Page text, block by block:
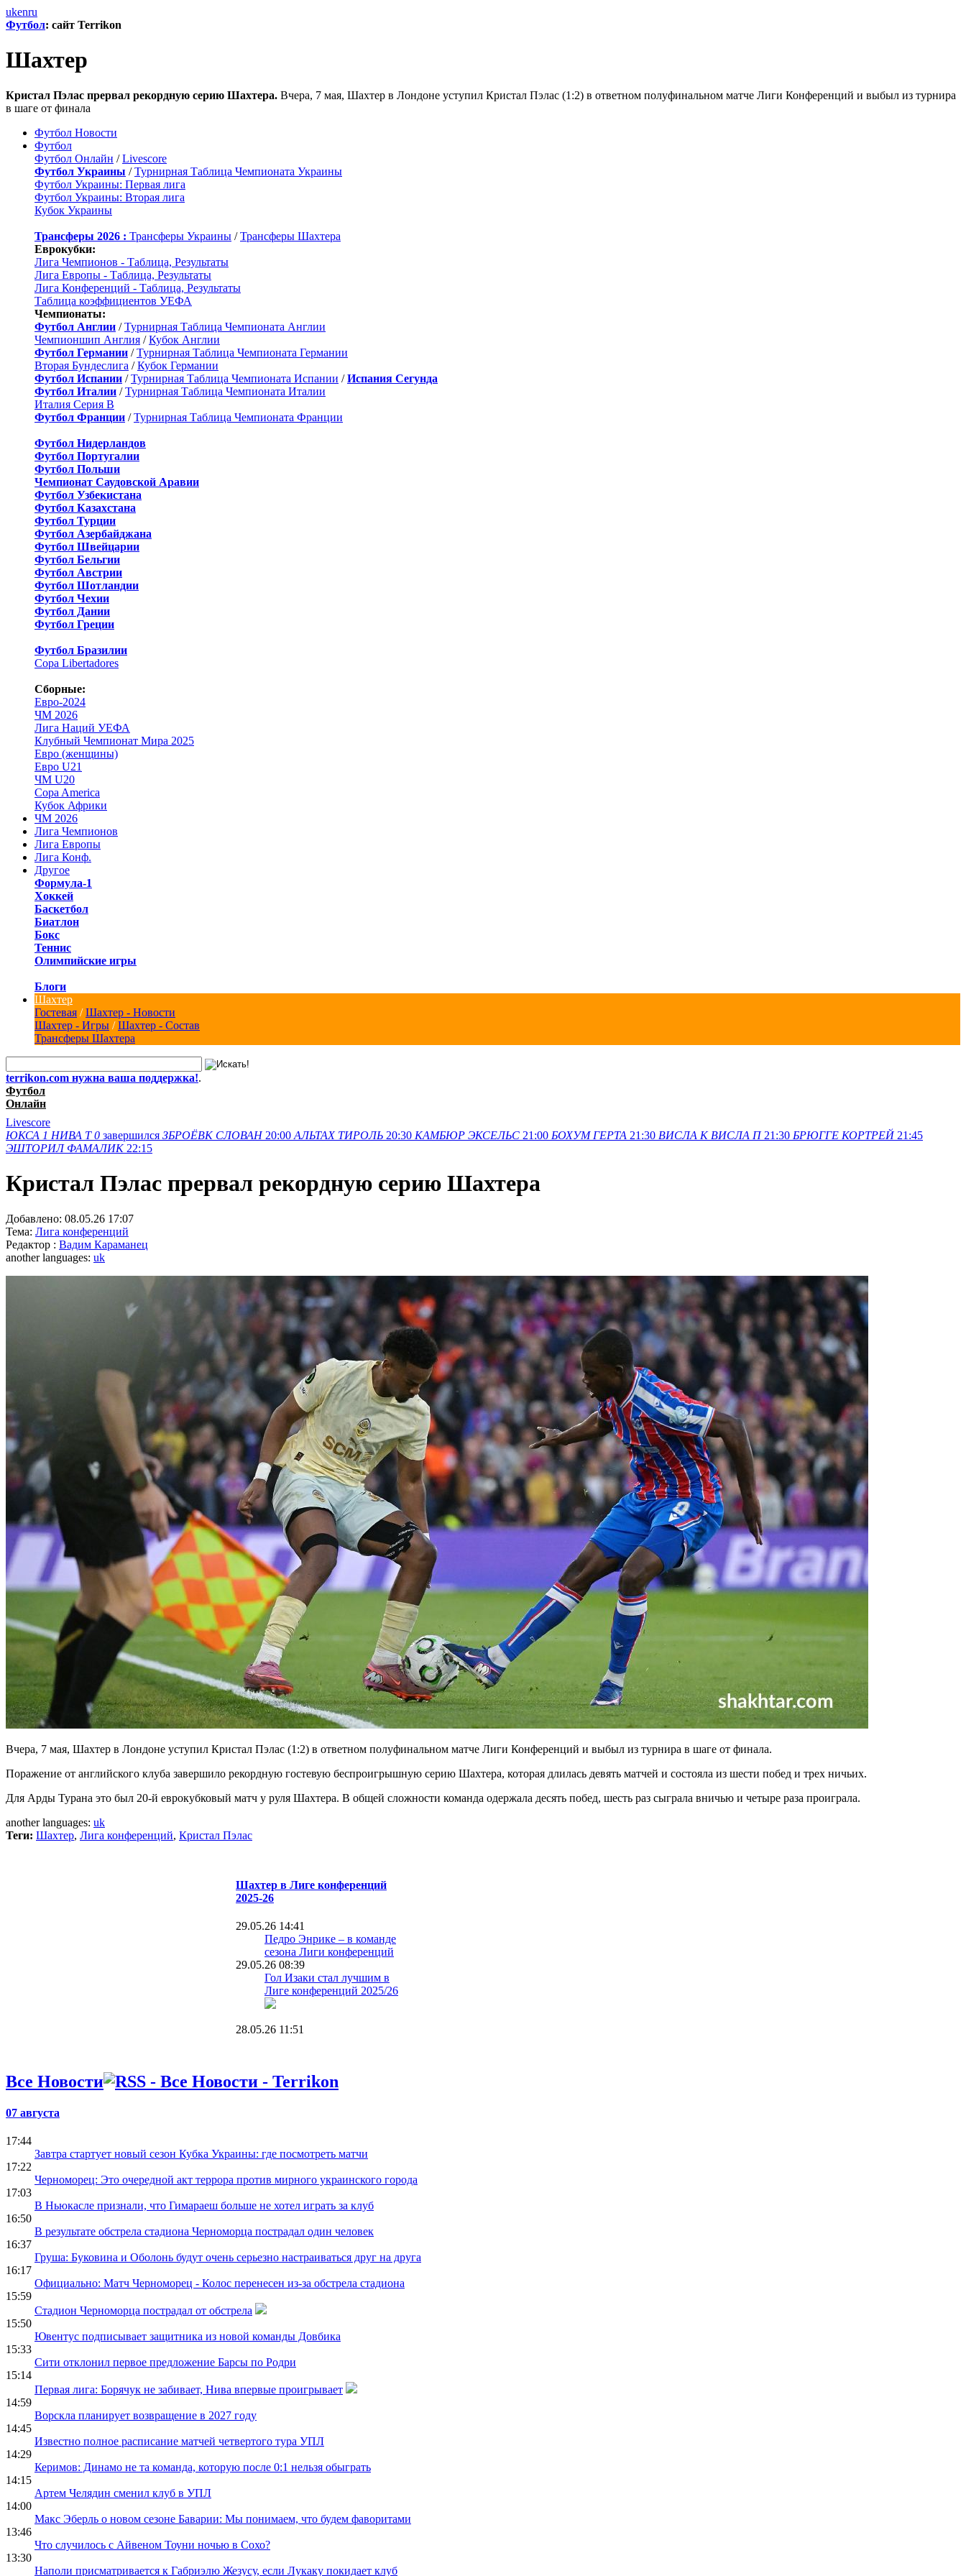
ukenru
Футбол: сайт Terrikon
Шахтер
Кристал Пэлас прервал рекордную серию Шахтера. Вчера, 7 мая, Шахтер в Лондоне уступил Кристал Пэлас (1:2) в ответном полуфинальном матче Лиги Конференций и выбыл из турнира
в шаге от финала
Футбол Новости
Футбол
Футбол Онлайн /Livescore
Футбол Украины /Турнирная Таблица Чемпионата Украины
Футбол Украины: Первая лига
Футбол Украины: Вторая лига
Кубок Украины
Трансферы 2026 : Трансферы Украины /Трансферы Шахтера
Еврокубки:
Лига Чемпионов - Таблица, Результаты
Лига Европы - Таблица, Результаты
Лига Конференций - Таблица, Результаты
Таблица коэффициентов УЕФА
Чемпионаты:
Футбол Англии /Турнирная Таблица Чемпионата Англии
Чемпионшип Англия /Кубок Англии
Футбол Германии /Турнирная Таблица Чемпионата Германии
Вторая Бундеслига /Кубок Германии
Футбол Испании /Турнирная Таблица Чемпионата Испании /Испания Сегунда
Футбол Италии /Турнирная Таблица Чемпионата Италии
Италия Серия B
Футбол Франции /Турнирная Таблица Чемпионата Франции
Футбол Нидерландов
Футбол Португалии
Футбол Польши
Чемпионат Саудовской Аравии
Футбол Узбекистана
Футбол Казахстана
Футбол Турции
Футбол Азербайджана
Футбол Швейцарии
Футбол Бельгии
Футбол Австрии
Футбол Шотландии
Футбол Чехии
Футбол Дании
Футбол Греции
Футбол Бразилии
Copa Libertadores
Сборные:
Евро-2024
ЧМ 2026
Лига Наций УЕФА
Клубный Чемпионат Мира 2025
Евро (женщины)
Евро U21
ЧМ U20
Copa America
Кубок Африки
ЧМ 2026
Лига Чемпионов
Лига Европы
Лига Конф.
Другое
Формула-1
Хоккей
Баскетбол
Биатлон
Бокс
Теннис
Олимпийские игры
Блоги
Шахтер
Гостевая /Шахтер - Новости
Шахтер - Игры /Шахтер - Состав
Трансферы Шахтера
terrikon.com нужна ваша поддержка!.
Футбол
Онлайн
Livescore
ЮКСА 1 НИВА Т 0 завершился ЗБРОЁВК СЛОВАН 20:00 АЛЬТАХ ТИРОЛЬ 20:30 КАМБЮР ЭКСЕЛЬС 21:00 БОХУМ ГЕРТА 21:30 ВИСЛА K ВИСЛА П 21:30 БРЮГГЕ КОРТРЕЙ 21:45
ЭШТОРИЛ ФАМАЛИК 22:15
Кристал Пэлас прервал рекордную серию Шахтера
Добавлено: 08.05.26 17:07
Тема: Лига конференций
Редактор : Вадим Караманец
another languages: uk
Вчера, 7 мая, Шахтер в Лондоне уступил Кристал Пэлас (1:2) в ответном полуфинальном матче Лиги Конференций и выбыл из турнира в шаге от финала.
Поражение от английского клуба завершило рекордную гостевую беспроигрышную серию Шахтера, которая длилась девять матчей и состояла из шести побед и трех ничьих.
Для Арды Турана это был 20-й еврокубковый матч у руля Шахтера. В общей сложности команда одержала десять побед, шесть раз сыграла вничью и четыре раза проиграла.
another languages: uk
Теги: Шахтер, Лига конференций, Кристал Пэлас
Шахтер в Лиге конференций
2025-26
29.05.26 14:41
Педро Энрике – в команде
сезона Лиги конференций
29.05.26 08:39
Гол Изаки стал лучшим в
Лиге конференций 2025/26
28.05.26 11:51
10.05.26 16:13
Гол Эгиналду – лучший в
полуфиналов Лиги
Все Новости
07 августа
17:44
Завтра стартует новый сезон Кубка Украины: где посмотреть матчи
17:22
Черноморец: Это очередной акт террора против мирного украинского города
17:03
В Ньюкасле признали, что Гимараеш больше не хотел играть за клуб
16:50
В результате обстрела стадиона Черноморца пострадал один человек
16:37
Груша: Буковина и Оболонь будут очень серьезно настраиваться друг на друга
16:17
Официально: Матч Черноморец - Колос перенесен из-за обстрела стадиона
15:59
Стадион Черноморца пострадал от обстрела
15:50
Ювентус подписывает защитника из новой команды Довбика
15:33
Сити отклонил первое предложение Барсы по Родри
15:14
Первая лига: Борячук не забивает, Нива впервые проигрывает
14:59
Ворскла планирует возвращение в 2027 году
14:45
Известно полное расписание матчей четвертого тура УПЛ
14:29
Керимов: Динамо не та команда, которую после 0:1 нельзя обыграть
14:15
Артем Челядин сменил клуб в УПЛ
14:00
Макс Эберль о новом сезоне Баварии: Мы понимаем, что будем фаворитами
13:46
Что случилось с Айвеном Тоуни ночью в Сохо?
13:30
Наполи присматривается к Габриэлю Жезусу, если Лукаку покидает клуб